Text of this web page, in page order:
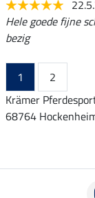
Hele goede fijne
bezig
1
2
Krämer
68764